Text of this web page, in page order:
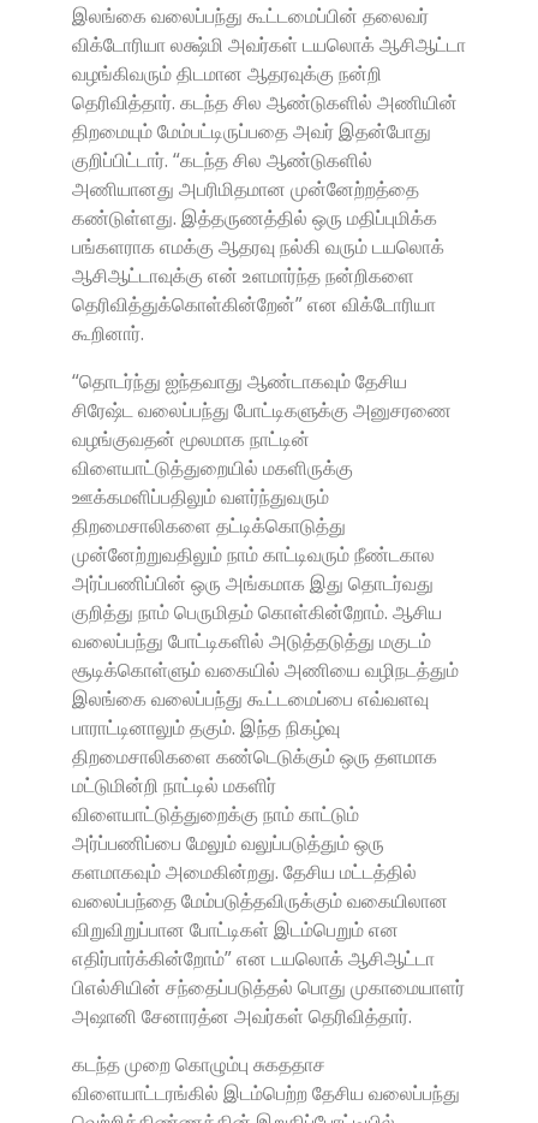
இலங்கை வலைப்பந்து கூட்டமைப்பின் தலைவர்
விக்டோரியா லக்ஷ்மி அவர்கள் டயலொக் ஆசிஆட்டா
வழங்கிவரும் திடமான ஆதரவுக்கு நன்றி
தெரிவித்தார். கடந்த சில ஆண்டுகளில் அணியின்
திறமையும் மேம்பட்டிருப்பதை அவர் இதன்போது
குறிப்பிட்டார். “கடந்த சில ஆண்டுகளில்
அணியானது அபரிமிதமான முன்னேற்றத்தை
கண்டுள்ளது. இத்தருணத்தில் ஒரு மதிப்புமிக்க
பங்களராக எமக்கு ஆதரவு நல்கி வரும் டயலொக்
ஆசிஆட்டாவுக்கு என் உளமார்ந்த நன்றிகளை
தெரிவித்துக்கொள்கின்றேன்” என விக்டோரியா
கூறினார்.
“தொடர்ந்து ஐந்தவாது ஆண்டாகவும் தேசிய
சிரேஷ்ட வலைப்பந்து போட்டிகளுக்கு அனுசரணை
வழங்குவதன் மூலமாக நாட்டின்
விளையாட்டுத்துறையில் மகளிருக்கு
ஊக்கமளிப்பதிலும் வளர்ந்துவரும்
திறமைசாலிகளை தட்டிக்கொடுத்து
முன்னேற்றுவதிலும் நாம் காட்டிவரும் நீண்டகால
அர்ப்பணிப்பின் ஒரு அங்கமாக இது தொடர்வது
குறித்து நாம் பெருமிதம் கொள்கின்றோம். ஆசிய
வலைப்பந்து போட்டிகளில் அடுத்தடுத்து மகுடம்
சூடிக்கொள்ளும் வகையில் அணியை வழிநடத்தும்
இலங்கை வலைப்பந்து கூட்டமைப்பை எவ்வளவு
பாராட்டினாலும் தகும். இந்த நிகழ்வு
திறமைசாலிகளை கண்டெடுக்கும் ஒரு தளமாக
மட்டுமின்றி நாட்டில் மகளிர்
விளையாட்டுத்துறைக்கு நாம் காட்டும்
அர்ப்பணிப்பை மேலும் வலுப்படுத்தும் ஒரு
களமாகவும் அமைகின்றது. தேசிய மட்டத்தில்
வலைப்பந்தை மேம்படுத்தவிருக்கும் வகையிலான
விறுவிறுப்பான போட்டிகள் இடம்பெறும் என
எதிர்பார்க்கின்றோம்” என டயலொக் ஆசிஆட்டா
பிஎல்சியின் சந்தைப்படுத்தல் பொது முகாமையாளர்
அஷானி சேனாரத்ன அவர்கள் தெரிவித்தார்.
கடந்த முறை கொழும்பு சுகததாச
விளையாட்டரங்கில் இடம்பெற்ற தேசிய வலைப்பந்து